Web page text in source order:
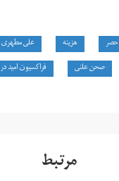
حصر هزینه
علی مطهری
صحن علنی فراکسیون امید در
مرتبط